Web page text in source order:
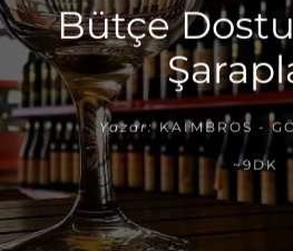
Bütçe
Yazar: KAIMBROS -
~9DK